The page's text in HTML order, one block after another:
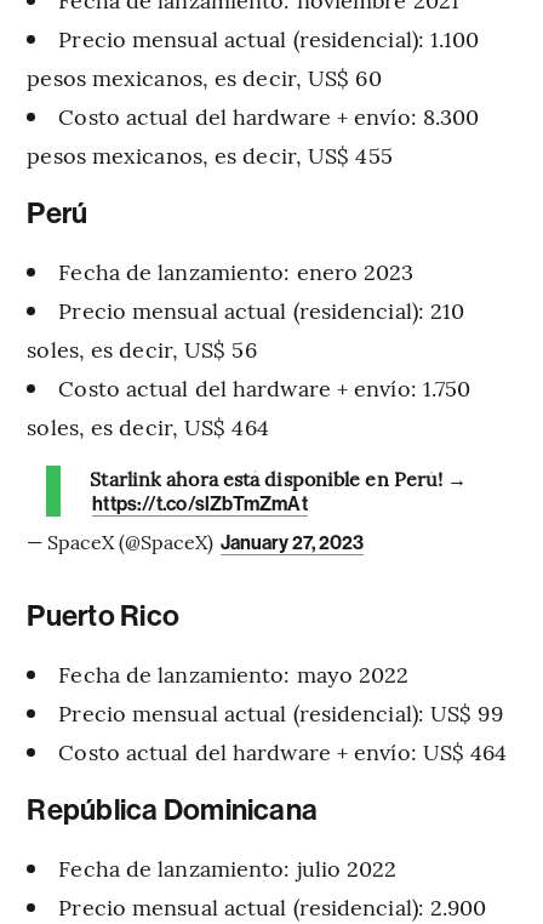
Precio mensual actual (residencial): 1.100
pesos mexicanos, es decir, US$ 60
Costo actual del hardware + envío: 8.300
pesos mexicanos, es decir, US$ 455
Perú
Fecha de lanzamiento: enero 2023
Precio mensual actual (residencial): 210
soles, es decir, US$ 56
Costo actual del hardware + envío: 1.750
soles, es decir, US$ 464
Starlink ahora está disponible en Perú! →
https://t.co/slZbTmZmAt
— SpaceX (@SpaceX) January 27, 2023
Puerto Rico
Fecha de lanzamiento: mayo 2022
Precio mensual actual (residencial): US$ 99
Costo actual del hardware + envío: US$ 464
República Dominicana
Fecha de lanzamiento: julio 2022
Precio mensual actual (residencial): 2.900